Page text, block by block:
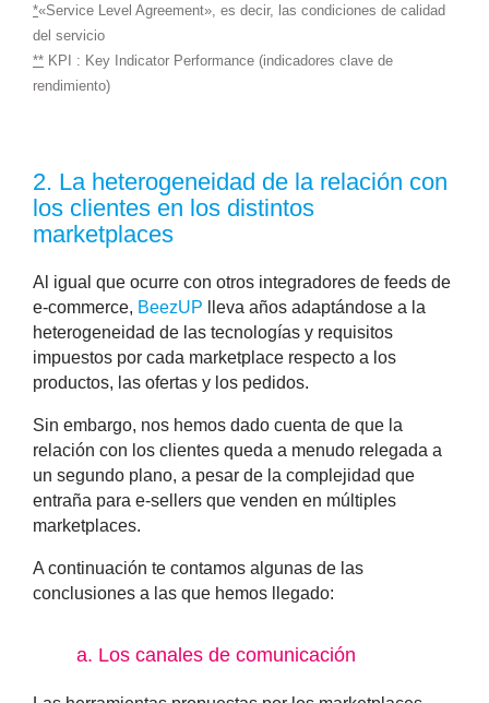
*«Service Level Agreement», es decir, las condiciones de calidad
del servicio
** KPI : Key Indicator Performance (indicadores clave de
rendimiento)
2. La heterogeneidad de la relación con
los clientes en los distintos
marketplaces
Al igual que ocurre con otros integradores de feeds de
e-commerce, BeezUP lleva años adaptándose a la
heterogeneidad de las tecnologías y requisitos
impuestos por cada marketplace respecto a los
productos, las ofertas y los pedidos.
Sin embargo, nos hemos dado cuenta de que la
relación con los clientes queda a menudo relegada a
un segundo plano, a pesar de la complejidad que
entraña para e-sellers que venden en múltiples
marketplaces.
A continuación te contamos algunas de las
conclusiones a las que hemos llegado:
a. Los canales de comunicación